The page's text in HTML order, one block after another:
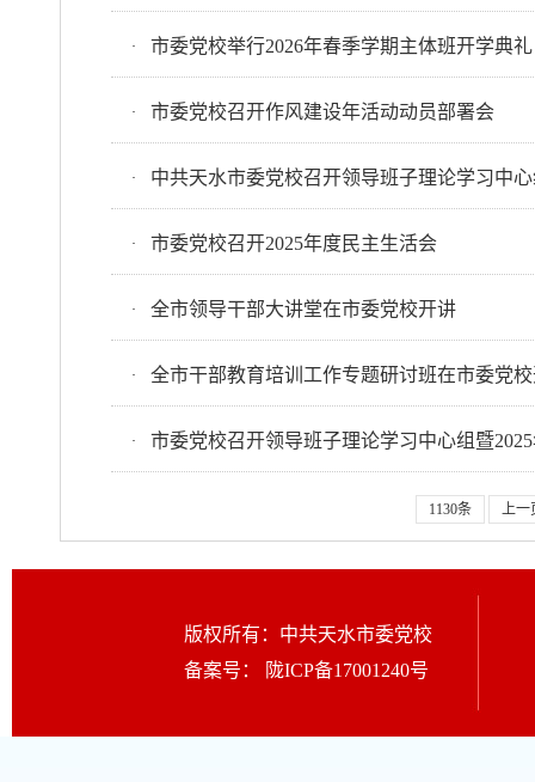
· 市委党校举行2026年春季学期主体班开学典礼
· 市委党校召开作风建设年活动动员部署会
· 中共天水市委党校召开领导班子理论学习中
· 市委党校召开2025年度民主生活会
· 全市领导干部大讲堂在市委党校开讲
· 全市干部教育培训工作专题研讨班在市委党
· 市委党校召开领导班子理论学习中心组暨
1130条 上一
版权所有：中共天水市委党校
备案号：
陇ICP备17001240号